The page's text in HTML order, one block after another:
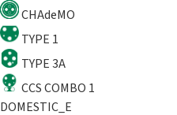
CHAdeMO
TYPE 1
TYPE 3A
CCS COMBO 1
DOMESTIC_E